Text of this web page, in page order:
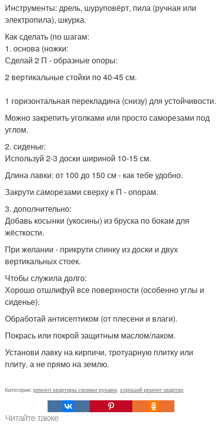
Инструменты: дрель, шуруповёрт, пила (ручная или
электропила), шкурка.
Как сделать (по шагам:
1. основа (ножки:
Сделай 2 П - образные опоры:
2 вертикальные стойки по 40-45 см.
1 горизонтальная перекладина (снизу) для устойчивости.
Можно закрепить уголками или просто саморезами под
углом.
2. сиденье:
Используй 2-3 доски шириной 10-15 см.
Длина лавки: от 100 до 150 см - как тебе удобно.
Закрути саморезами сверху к П - опорам.
3. дополнительно:
Добавь косынки (укосины) из бруска по бокам для
жёсткости.
При желании - прикрути спинку из доски и двух
вертикальных стоек.
Чтобы служила долго:
Хорошо отшлифуй все поверхности (особенно углы и
сиденье).
Обработай антисептиком (от плесени и влаги).
Покрась или покрой защитным маслом/лаком.
Установи лавку на кирпичи, тротуарную плитку или
плиту, а не прямо на землю.
Категории: ремонт квартиры своими руками хороший ремонт квартир
Читайте также